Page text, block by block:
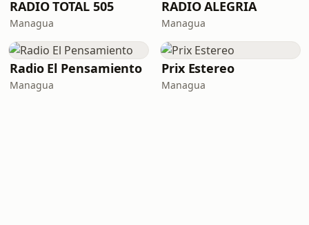
RADIO TOTAL 505
Managua
RADIO ALEGRIA
Managua
Radio El Pensamiento
Managua
Prix Estereo
Managua